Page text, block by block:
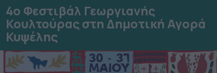
4ο Φεστιβάλ Γεωργιανής
Κουλτούρας στη Δημοτική Αγορά
Κυψέλης